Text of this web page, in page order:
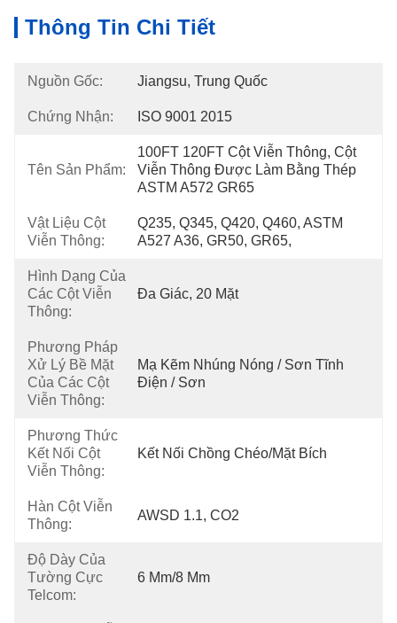
Thông Tin Chi Tiết
Nguồn Gốc: Jiangsu, Trung Quốc
Chứng Nhận: ISO 9001 2015
Tên Sản Phẩm:
100FT 120FT Cột Viễn Thông, Cột
Viễn Thông Được Làm Bằng Thép
ASTM A572 GR65
Vật Liệu Cột
Viễn Thông:
Q235, Q345, Q420, Q460, ASTM
A527 A36, GR50, GR65,
Hình Dạng Của
Các Cột Viễn
Thông:
Đa Giác, 20 Mặt
Phương Pháp
Xử Lý Bề Mặt
Của Các Cột
Viễn Thông:
Mạ Kẽm Nhúng Nóng / Sơn Tĩnh
Điện / Sơn
Phương Thức
Kết Nối Cột
Viễn Thông:
Kết Nối Chồng Chéo/mặt Bích
Hàn Cột Viễn
Thông:
AWSD 1.1, CO2
Độ Dày Của
Tường Cực
Telcom:
6 Mm/8 Mm